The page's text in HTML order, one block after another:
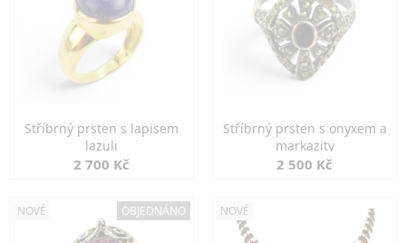
Stříbrný prsten s lapisem
lazuli
2 700 Kč
Stříbrný prsten s onyxem a
markazity
2 500 Kč
NOVÉ OBJEDNÁNO NOVÉ